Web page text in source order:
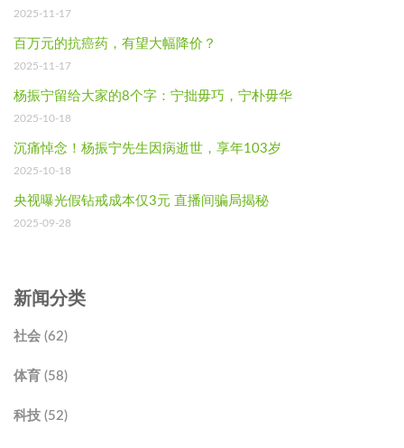
2025-11-17
百万元的抗癌药，有望大幅降价？
2025-11-17
杨振宁留给大家的8个字：宁拙毋巧，宁朴毋华
2025-10-18
沉痛悼念！杨振宁先生因病逝世，享年103岁
2025-10-18
央视曝光假钻戒成本仅3元 直播间骗局揭秘
2025-09-28
新闻分类
社会 (62)
体育 (58)
科技 (52)